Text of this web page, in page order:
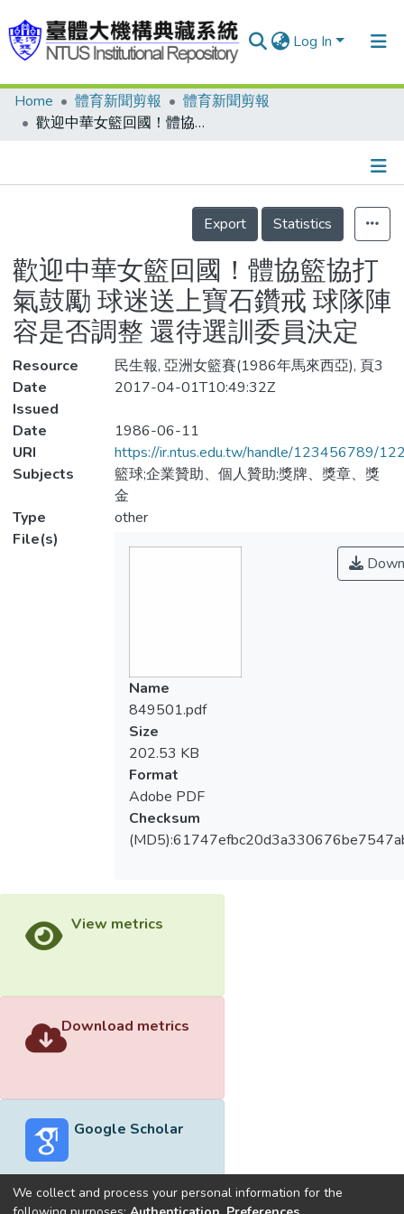
Log In
Communities & Collections
Statistics
Home 體育新聞剪報
體育新聞剪報
歡迎中華女籃回國！體協籃協打氣鼓勵 球迷送上寶石鑽戒 球隊陣容是否調整 還待選訓委員決定
Details
Export
Statistics
歡迎中華女籃回國！體協籃協打
氣鼓勵 球迷送上寶石鑽戒 球隊陣
容是否調整 還待選訓委員決定
Resource
民生報, 亞洲女籃賽(1986年馬來西亞), 頁3
Date
Issued
2017-04-01T10:49:32Z
Date
1986-06-11
URI
https://ir.ntus.edu.tw/handle/123456789/
Subjects
籃球;企業贊助、個人贊助;獎牌、獎章、獎
金
Type
other
File(s)
Name
849501.pdf
Size
202.53 KB
Format
Adobe PDF
Checksum
View metrics
Download metrics
Google Scholar
We collect and process your personal information for the